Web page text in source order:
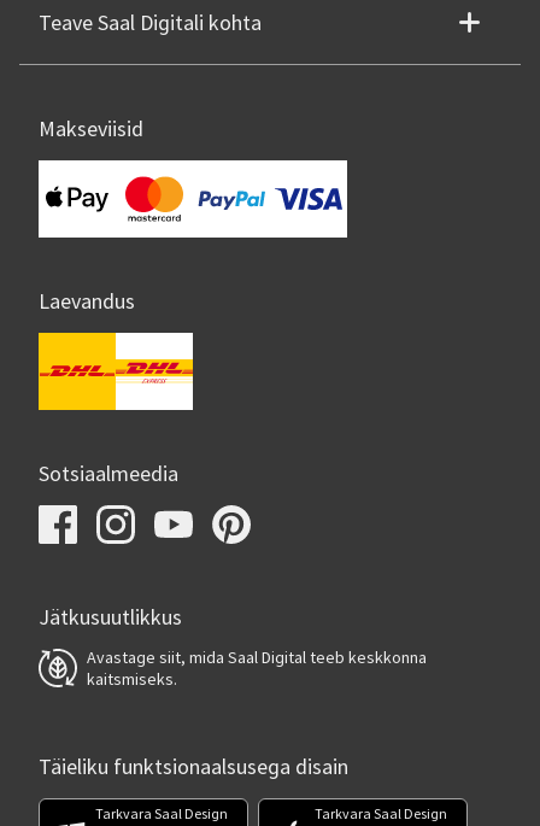
Teave Saal Digitali kohta
Makseviisid
Laevandus
Sotsiaalmeedia
Jätkusuutlikkus
Avastage siit, mida Saal Digital teeb keskkonna
kaitsmiseks.
Täieliku funktsionaalsusega disain
Tarkvara Saal Design Tarkvara Saal Design